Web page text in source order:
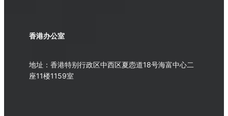
香港办公室
地址：香港特别行政区中西区夏悫道18号海富中心二
座11楼1159室